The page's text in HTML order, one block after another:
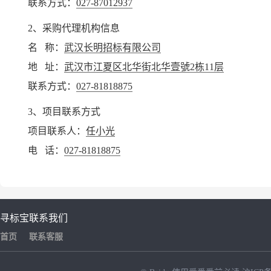
联系方式： 027-87012937
2、采购代理机构信息
名 称： 武汉长明招标有限公司
地 址： 武汉市江夏区北华街北华壹號2栋11层
联系方式： 027-81818875
3、项目联系方式
项目联系人： 任小光
电 话： 027-81818875
寻标宝
首页
联系我们
联系客服